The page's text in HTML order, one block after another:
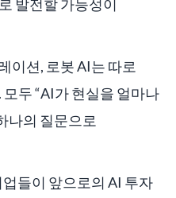
발전할 가능성이
이션, 로봇 AI는 따로
두 “AI가 현실을 얼마나
나의 질문으로
들이 앞으로의 AI 투자